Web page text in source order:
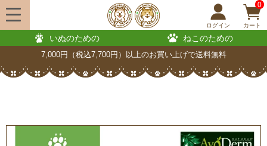
ログイン
0
カート
いぬのための ねこのための
7,000円（税込7,700円）以上のお買い上げで送料無料